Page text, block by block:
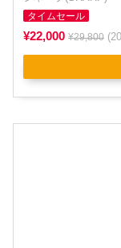
タイムセール
¥22,000 ¥29,800